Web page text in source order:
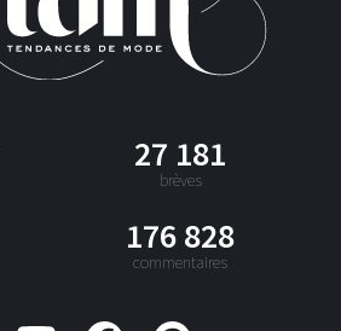
27 181
brèves
176 828
commentaires